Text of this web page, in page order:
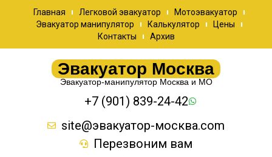
Главная Легковой эвакуатор
Мотоэвакуатор
Эвакуатор манипулятор
Калькулятор
Цены
Контакты
Архив
Эвакуатор Москва
Эвакуатор-манипулятор Москва и МО
+7 (901) 839-24-42
site@эвакуатор-москва.com
Перезвоним вам